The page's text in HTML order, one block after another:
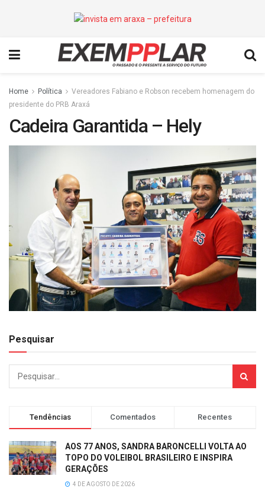
Home Política
Vereadores Fabiano e Robson recebem homenagem do
presidente do PRB Araxá
Cadeira Garantida – Hely
Pesquisar
Tendências Comentados Recentes
AOS 77 ANOS, SANDRA BARONCELLI VOLTA AO
TOPO DO VOLEIBOL BRASILEIRO E INSPIRA
GERAÇÕES
4 DE AGOSTO DE 2026